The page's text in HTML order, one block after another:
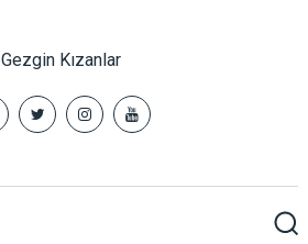
Gezgin Kızanlar